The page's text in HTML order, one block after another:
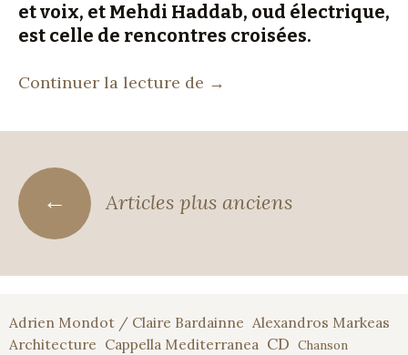
et voix, et Mehdi Haddab, oud électrique,
est celle de rencontres croisées.
Continuer la lecture de Mademoiselle chante le
→
Navigation
des
articles
← Articles plus anciens
Adrien Mondot / Claire Bardainne Alexandros Markeas
Architecture Cappella Mediterranea CD Chanson